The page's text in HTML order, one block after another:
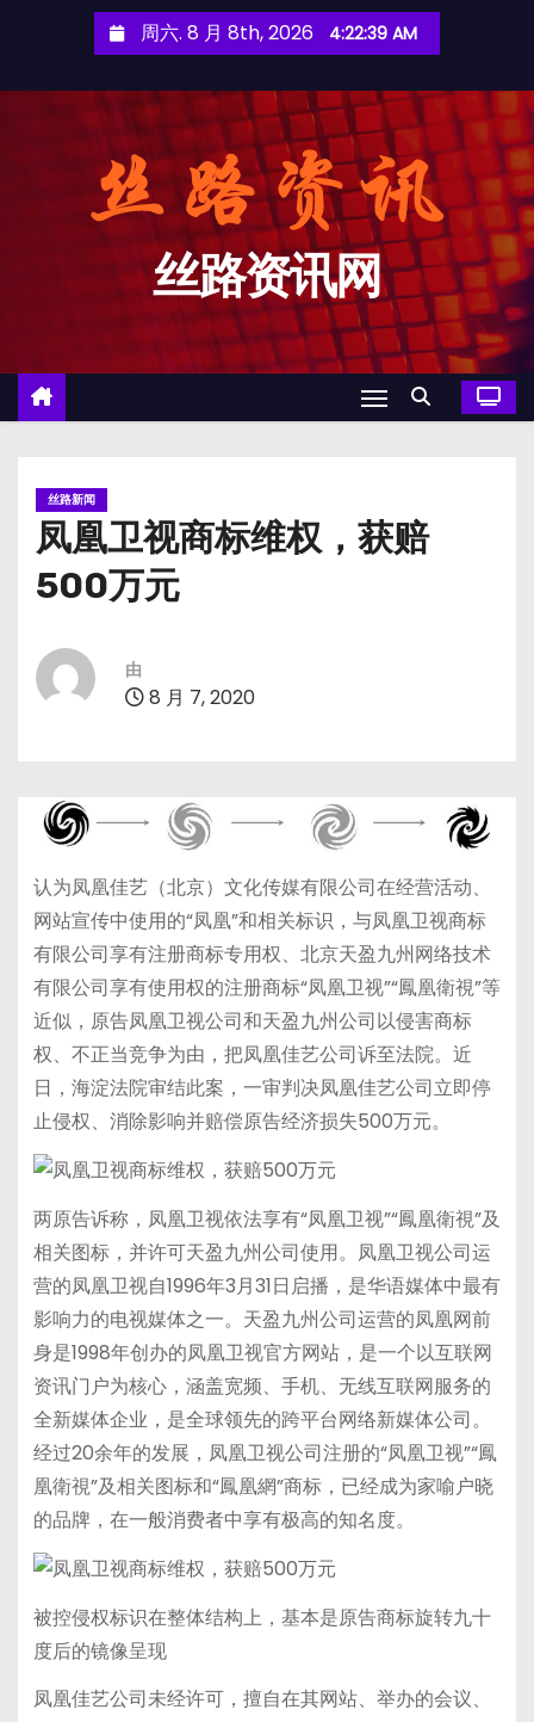
周六. 8 月 8th, 2026 4:22:39 AM
丝路资讯网
丝路新闻
凤凰卫视商标维权，获赔
500万元
由
8 月 7, 2020
认为凤凰佳艺（北京）文化传媒有限公司在经营活动、
网站宣传中使用的“凤凰”和相关标识，与凤凰卫视商标
有限公司享有注册商标专用权、北京天盈九州网络技术
有限公司享有使用权的注册商标“凤凰卫视”“鳳凰衛視”等
近似，原告凤凰卫视公司和天盈九州公司以侵害商标
权、不正当竞争为由，把凤凰佳艺公司诉至法院。近
日，海淀法院审结此案，一审判决凤凰佳艺公司立即停
止侵权、消除影响并赔偿原告经济损失500万元。
两原告诉称，凤凰卫视依法享有“凤凰卫视”“鳳凰衛視”及
相关图标，并许可天盈九州公司使用。凤凰卫视公司运
营的凤凰卫视自1996年3月31日启播，是华语媒体中最有
影响力的电视媒体之一。天盈九州公司运营的凤凰网前
身是1998年创办的凤凰卫视官方网站，是一个以互联网
资讯门户为核心，涵盖宽频、手机、无线互联网服务的
全新媒体企业，是全球领先的跨平台网络新媒体公司。
经过20余年的发展，凤凰卫视公司注册的“凤凰卫视”“鳳
凰衛視”及相关图标和“鳳凰網”商标，已经成为家喻户晓
的品牌，在一般消费者中享有极高的知名度。
被控侵权标识在整体结构上，基本是原告商标旋转九十
度后的镜像呈现
凤凰佳艺公司未经许可，擅自在其网站、举办的会议、